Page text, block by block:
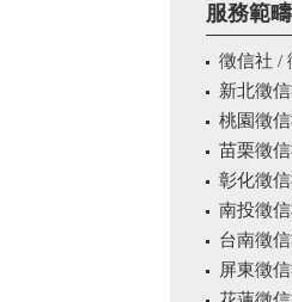
服務範疇
徵信社 /
新北徵
桃園徵
苗栗徵
彰化徵
南投徵
台南徵
屏東徵